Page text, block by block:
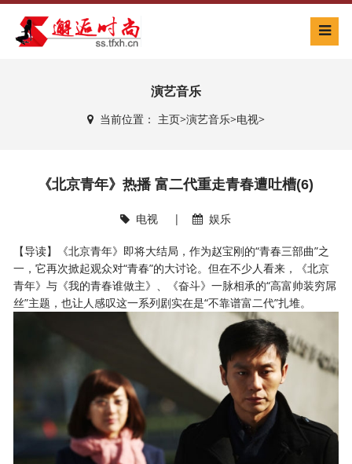
演艺音乐
当前位置： 主页>演艺音乐>电视>
《北京青年》热播 富二代重走青春遭吐槽(6)
电视 | 娱乐
【导读】《北京青年》即将大结局，作为赵宝刚的“青春三部曲”之
一，它再次掀起观众对“青春”的大讨论。但在不少人看来，《北京
青年》与《我的青春谁做主》、《奋斗》一脉相承的“高富帅装穷屌
丝”主题，也让人感叹这一系列剧实在是“不靠谱富二代”扎堆。